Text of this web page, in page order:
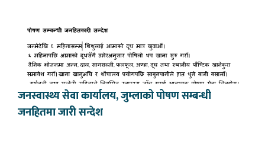
जनस्वास्थ्य सेवा कार्यालय, जुम्लाको पोषण सम्बन्धी
जनहितमा जारी सन्देश